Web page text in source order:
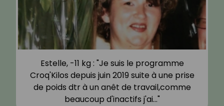
Estelle, -11 kg : "Je suis le programme
Croq'Kilos depuis juin 2019 suite à une prise
de poids dtr à un anêt de travail,comme
beaucoup d'inactifs j'ai…"